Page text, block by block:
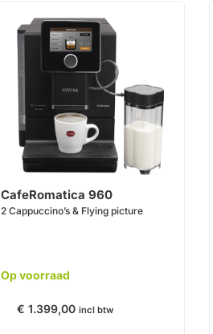
CafeRomatica 960
2 Cappuccino’s & Flying picture
Op voorraad
€ 1.399,00 incl btw